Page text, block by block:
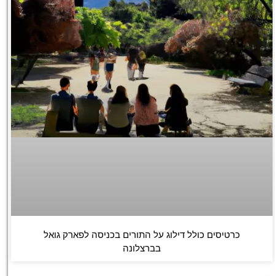
כרטיסים כולל דילוג על התורים בכניסה לפארק גואל
בברצלונה